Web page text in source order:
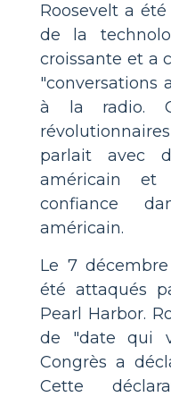
Roosevelt a
de la
croissante et a
"conversations
à la radio.
parlait avec
américain et
confiance
américain.
Le 7
été attaqués
Pearl Harbor.
de "date qui
Congrès a
Cette